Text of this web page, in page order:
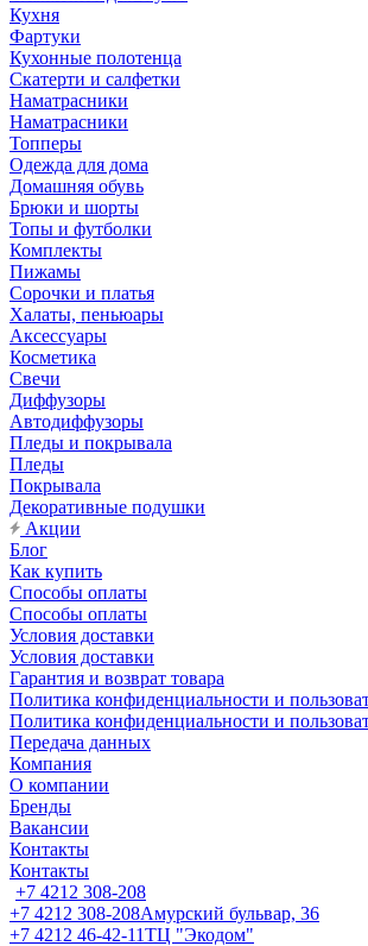
Кухня
Фартуки
Кухонные полотенца
Скатерти и салфетки
Наматрасники
Наматрасники
Топперы
Одежда для дома
Домашняя обувь
Брюки и шорты
Топы и футболки
Комплекты
Пижамы
Сорочки и платья
Халаты, пеньюары
Аксессуары
Косметика
Свечи
Диффузоры
Автодиффузоры
Пледы и покрывала
Пледы
Покрывала
Декоративные подушки
Акции
Блог
Как купить
Способы оплаты
Способы оплаты
Условия доставки
Условия доставки
Гарантия и возврат товара
Политика конфиденциальности и
Политика конфиденциальности и
Передача данных
Компания
О компании
Бренды
Вакансии
Контакты
Контакты
+7 4212 308-208
+7 4212 308-208Амурский бульвар, 36
+7 4212 46-42-11ТЦ "Экодом"